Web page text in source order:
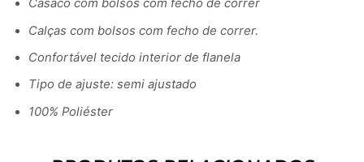
Casaco com bolsos com fecho de correr
Calças com bolsos com fecho de correr.
Confortável tecido interior de flanela
Tipo de ajuste: semi ajustado
100% Poliéster